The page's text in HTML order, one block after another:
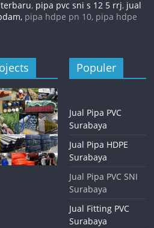
, pipa pvc sni s 12 5 rrj, jual
pipa hdpe pn 10, pipa hdpe
Populer
Jual Pipa PVC
Surabaya
Jual Pipa HDPE
Surabaya
Jual Pipa PVC SNI
Surabaya
Jual Fitting PVC
Surabaya